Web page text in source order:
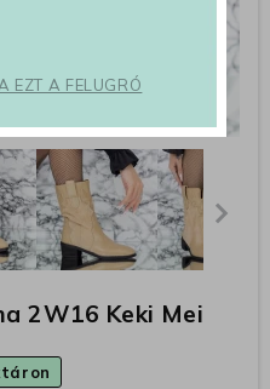
2W16 Keki Mei
EZT A FELUGRÓ